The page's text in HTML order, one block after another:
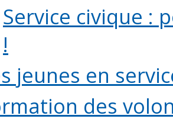
Service civique :
!
jeunes en
des